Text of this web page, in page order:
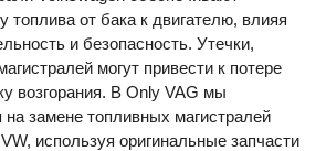
топлива от бака к двигателю, влияя
и безопасность. Утечки,
могут привести к потере
возгорания. В Only VAG мы
замене топливных магистралей
используя оригинальные запчасти